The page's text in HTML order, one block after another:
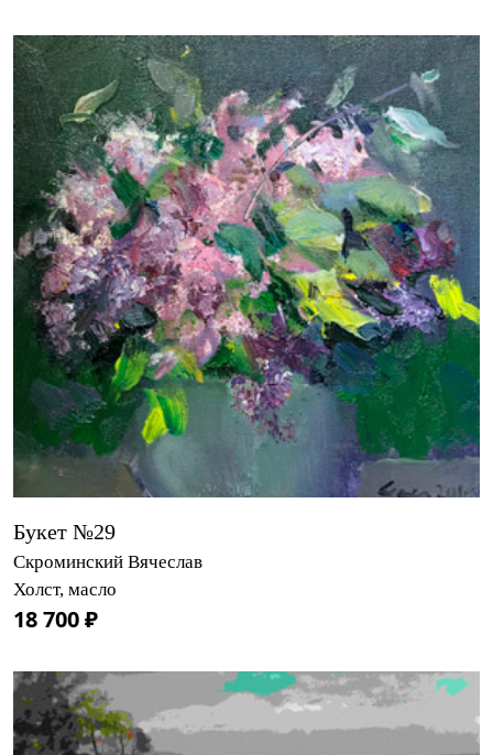
Букет №29
Скроминский Вячеслав
Холст, масло
18 700 ₽